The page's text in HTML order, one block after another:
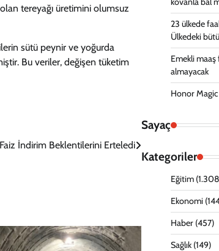
tereyağı üretimini olumsuz
sütü peynir ve yoğurda
Bu veriler, değişen tüketim
İndirim Beklentilerini Erteledi
23 ülkede
Ülkedeki
Emekli maaş
almayacak
Honor Magic
Sayaç
Kategoriler
Eğitim
Ekonomi
Haber(457)
Sağlık(149)